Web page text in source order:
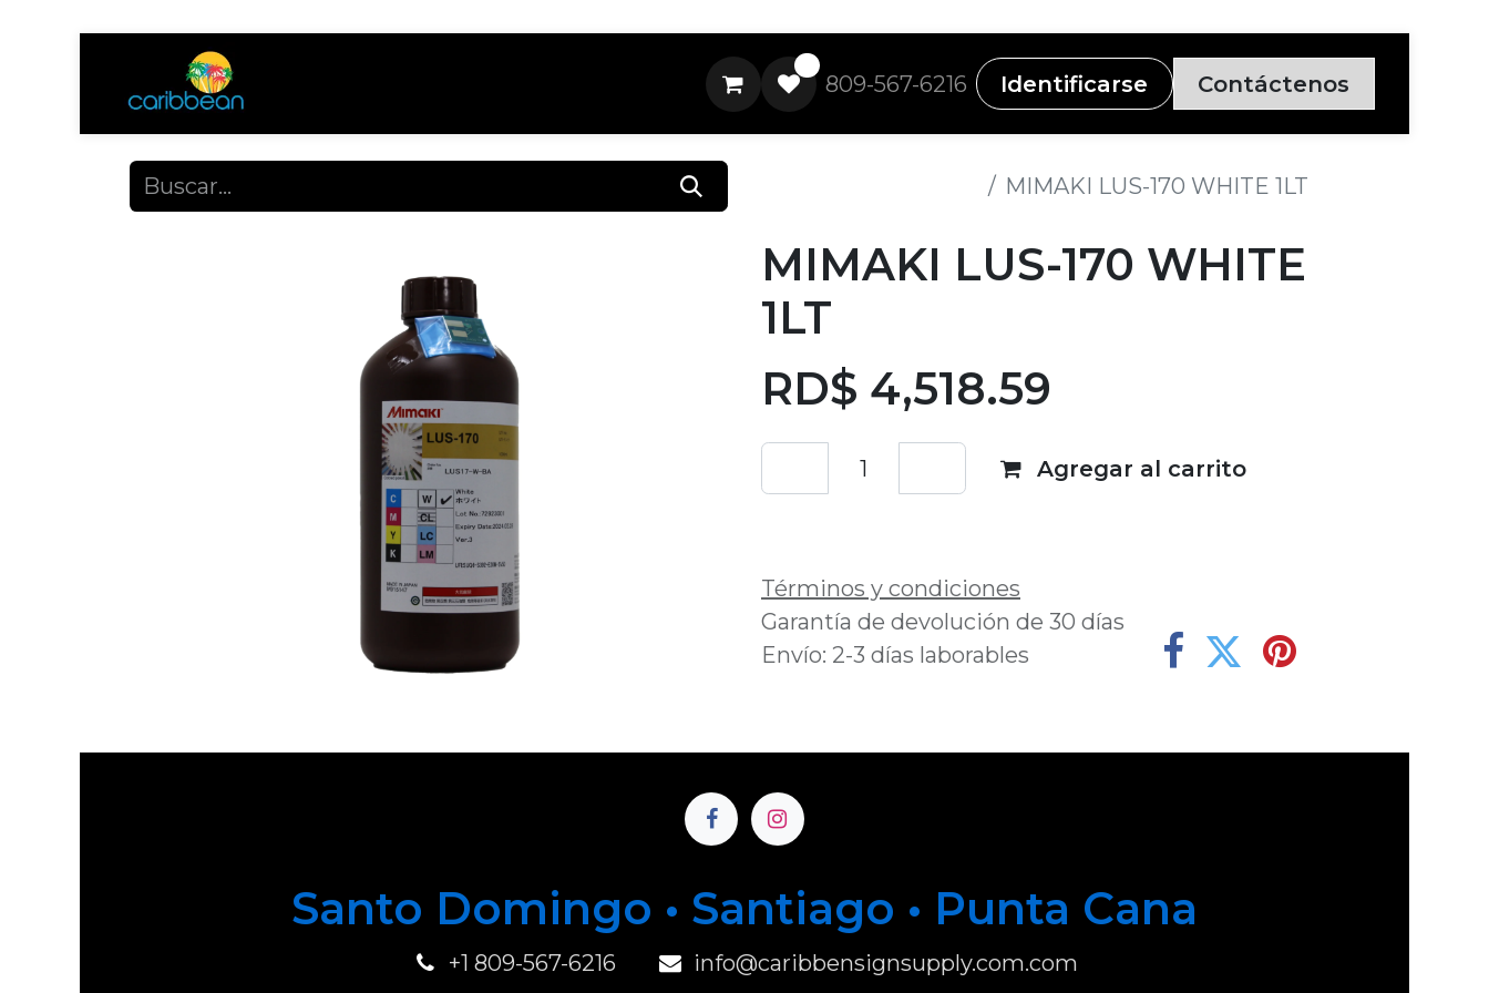
809-567-6216 Identificarse Contáctenos
MIMAKI LUS-170 WHITE 1LT
MIMAKI LUS-170 WHITE
1LT
RD$ 4,518.59
Agregar al carrito
Términos y condiciones
Garantía de devolución de 30 días
Envío: 2-3 días laborables
Santo Domingo • Santiago • Punta Cana
+1 809-567-6216 info@caribbensignsupply.com.com